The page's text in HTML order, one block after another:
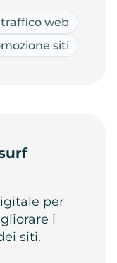
traffico web
siti
per
i
siti.